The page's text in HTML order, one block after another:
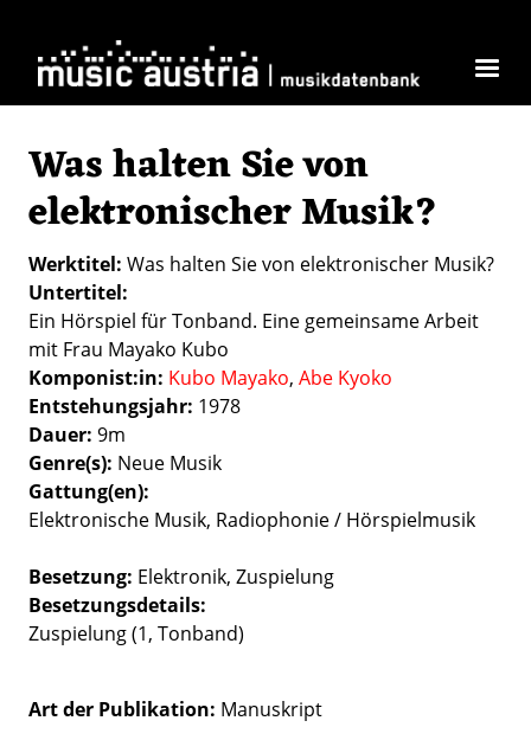
Was halten Sie von
elektronischer Musik?
Werktitel Was halten Sie von elektronischer Musik?
Untertitel
Ein Hörspiel für Tonband. Eine gemeinsame Arbeit
mit Frau Mayako Kubo
Komponist:in Kubo Mayako Abe Kyoko
Entstehungsjahr 1978
Dauer 9m
Genre(s) Neue Musik
Gattung(en)
Elektronische Musik Radiophonie / Hörspielmusik
Besetzung Elektronik Zuspielung
Besetzungsdetails
Zuspielung (1, Tonband)
Art der Publikation Manuskript